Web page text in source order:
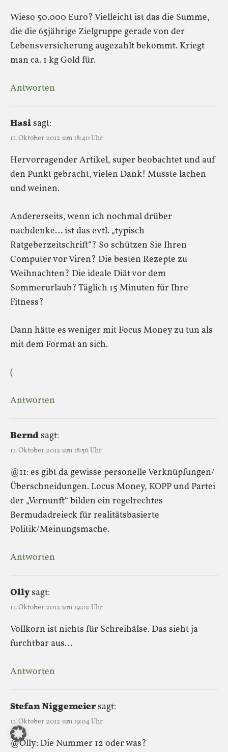
Wieso 50.000 Euro? Vielleicht ist das die Summe,
die die 65jährige Zielgruppe gerade von der
Lebensversicherung augezahlt bekommt. Kriegt
man ca. 1 kg Gold für.
Antworten
Hasisagt:
11. Oktober 2012 um 18:40 Uhr
Hervorragender Artikel, super beobachtet und auf
den Punkt gebracht, vielen Dank! Musste lachen
und weinen.
Andererseits, wenn ich nochmal drüber
nachdenke… ist das evtl. „typisch
Ratgeberzeitschrift“? So schützen Sie Ihren
Computer vor Viren? Die besten Rezepte zu
Weihnachten? Die ideale Diät vor dem
Sommerurlaub? Täglich 15 Minuten für Ihre
Fitness?
Dann hätte es weniger mit Focus Money zu tun als
mit dem Format an sich.
(
Antworten
Berndsagt:
11. Oktober 2012 um 18:56 Uhr
@11: es gibt da gewisse personelle Verknüpfungen/
Überschneidungen. Locus Money, KOPP und Partei
der „Vernunft“ bilden ein regelrechtes
Bermudadreieck für realitätsbasierte
Politik/Meinungsmache.
Antworten
Ollysagt:
11. Oktober 2012 um 19:02 Uhr
Vollkorn ist nichts für Schreihälse. Das sieht ja
furchtbar aus…
Antworten
Stefan Niggemeiersagt:
11. Oktober 2012 um 19:04 Uhr
@Olly: Die Nummer 12 oder was?